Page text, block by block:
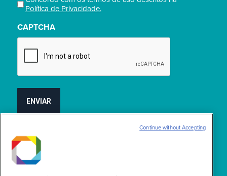
(obrigatório)
Política de Privacidade.
CAPTCHA
Encontre-nos em:
Facebook
page
Continue without Accepting